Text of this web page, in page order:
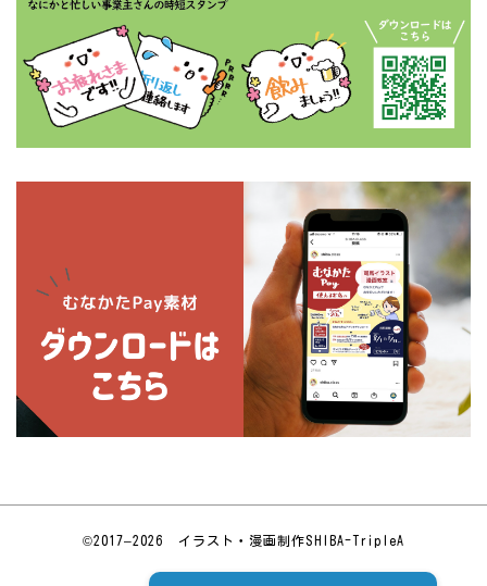
©2017–2026 イラスト・漫画制作SHIBA-TripleA